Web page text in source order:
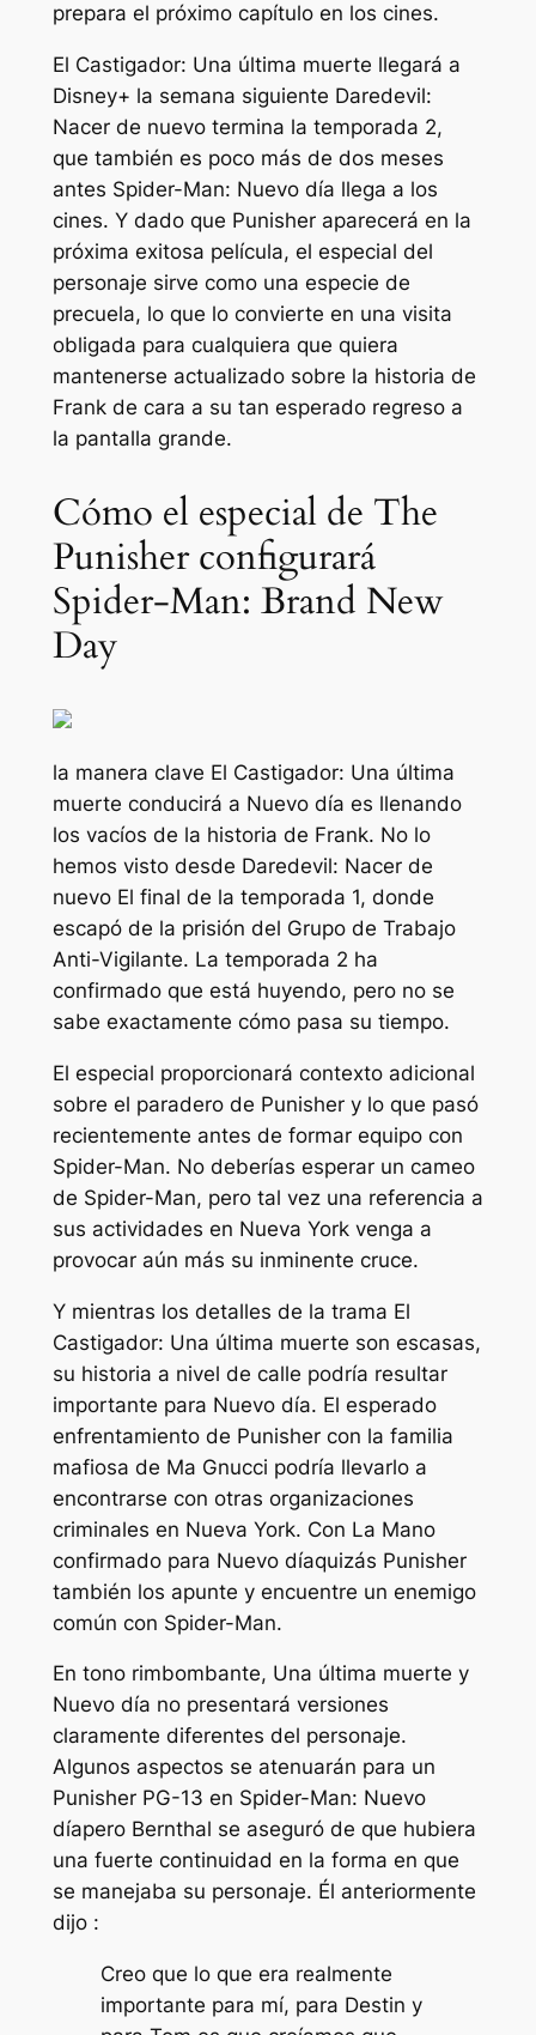
prepara el próximo capítulo en los cines.
El Castigador: Una última muerte llegará a
Disney+ la semana siguiente Daredevil:
Nacer de nuevotermina la temporada 2,
que también es poco más de dos meses
antes Spider-Man: Nuevo día llega a los
cines. Y dado que Punisher aparecerá en la
próxima exitosa película, el especial del
personaje sirve como una especie de
precuela, lo que lo convierte en una visita
obligada para cualquiera que quiera
mantenerse actualizado sobre la historia de
Frank de cara a su tan esperado regreso a
la pantalla grande.
Cómo el especial de The
Punisher configurará
Spider-Man: Brand New
Day
la manera clave El Castigador: Una última
muerte conducirá a Nuevo día es llenando
los vacíos de la historia de Frank. No lo
hemos visto desde Daredevil: Nacer de
nuevoEl final de la temporada 1, donde
escapó de la prisión del Grupo de Trabajo
Anti-Vigilante. La temporada 2 ha
confirmado que está huyendo, pero no se
sabe exactamente cómo pasa su tiempo.
El especial proporcionará contexto adicional
sobre el paradero de Punisher y lo que pasó
recientemente antes de formar equipo con
Spider-Man. No deberías esperar un cameo
de Spider-Man, pero tal vez una referencia a
sus actividades en Nueva York venga a
provocar aún más su inminente cruce.
Y mientras los detalles de la trama El
Castigador: Una última muerte son escasas,
su historia a nivel de calle podría resultar
importante para Nuevo día. El esperado
enfrentamiento de Punisher con la familia
mafiosa de Ma Gnucci podría llevarlo a
encontrarse con otras organizaciones
criminales en Nueva York. Con La Mano
confirmado para Nuevo díaquizás Punisher
también los apunte y encuentre un enemigo
común con Spider-Man.
En tono rimbombante, Una última muerte y
Nuevo día no presentará versiones
claramente diferentes del personaje.
Algunos aspectos se atenuarán para un
Punisher PG-13 en Spider-Man: Nuevo
díapero Bernthal se aseguró de que hubiera
una fuerte continuidad en la forma en que
se manejaba su personaje. Él anteriormente
dijo :
Creo que lo que era realmente
importante para mí, para Destin y